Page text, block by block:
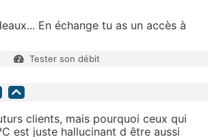
En échange tu as un accès à
Tester son débit
clients, mais pourquoi ceux qui
est juste hallucinant d être aussi